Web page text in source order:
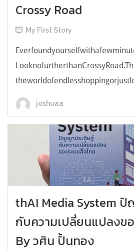
Crossy Road
My First Story
joshuaa
thAI Media System
กับความเปลี่ยนแปลงข
By วศิน ปั้นทอง